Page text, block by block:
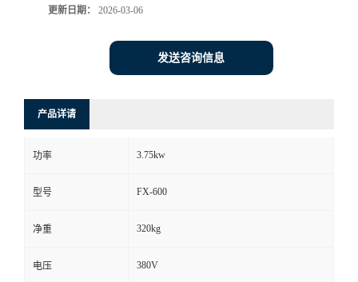
更新日期： 2026-03-06
发送咨询信息
产品详请
功率 3.75kw
型号 FX-600
净重 320kg
电压 380V